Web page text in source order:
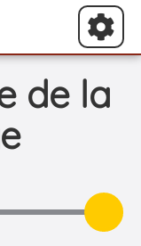
de la